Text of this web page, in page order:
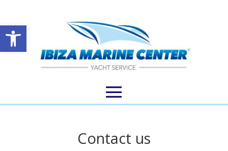
Open toolbar
Contact us